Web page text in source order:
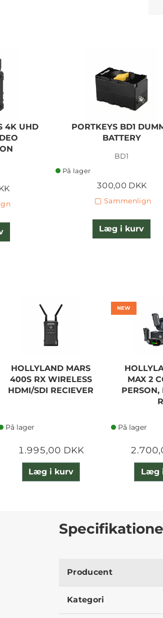
4K UHD
PORTKEYS BD1
BATTERY
BD1
På lager
300,00 DKK
Sammenlign
Læg i kurv
HOLLYLAND MARS
400S RX WIRELESS
HDMI/SDI RECIEVER
På lager
1.995,00 DKK
Læg i kurv
NEW
MAX 2
PERSON,
På lager
Læg
Producent
Kategori